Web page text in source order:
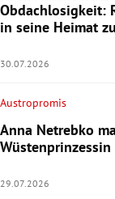
Obdachlosigkeit:
in seine Heimat
30.07.2026
Austropromis
Anna Netrebko
Wüstenprinzessin
29.07.2026